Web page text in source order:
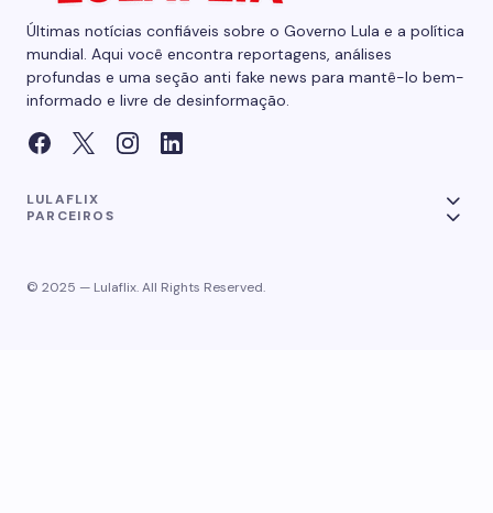
Últimas notícias confiáveis sobre o Governo Lula e a política
mundial. Aqui você encontra reportagens, análises
profundas e uma seção anti fake news para mantê-lo bem-
informado e livre de desinformação.
LULAFLIX
PARCEIROS
© 2025 — Lulaflix. All Rights Reserved.